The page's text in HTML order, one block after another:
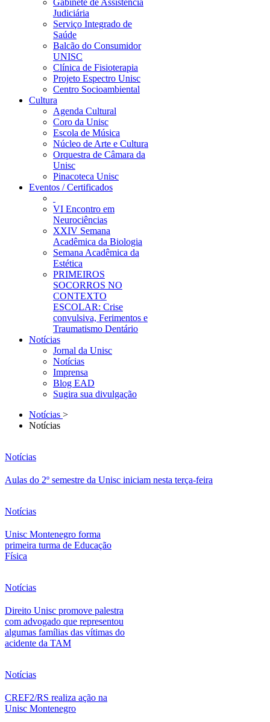
Gabinete de Assistência
Judiciária
Serviço Integrado de
Saúde
Balcão do Consumidor
UNISC
Clínica de Fisioterapia
Projeto Espectro Unisc
Centro Socioambiental
Cultura
Agenda Cultural
Coro da Unisc
Escola de Música
Núcleo de Arte e Cultura
Orquestra de Câmara da
Unisc
Pinacoteca Unisc
Eventos / Certificados
VI Encontro em
Neurociências
XXIV Semana
Acadêmica da Biologia
Semana Acadêmica da
Estética
PRIMEIROS
SOCORROS NO
CONTEXTO
ESCOLAR: Crise
convulsiva, Ferimentos e
Traumatismo Dentário
Notícias
Jornal da Unisc
Notícias
Imprensa
Blog EAD
Sugira sua divulgação
Notícias >
Notícias
Notícias
Aulas do 2º semestre da Unisc iniciam nesta terça-feira
Notícias
Unisc Montenegro forma
primeira turma de Educação
Física
Notícias
Direito Unisc promove palestra
com advogado que representou
algumas famílias das vítimas do
acidente da TAM
Notícias
CREF2/RS realiza ação na
Unisc Montenegro